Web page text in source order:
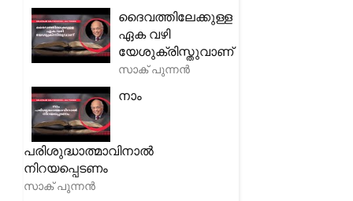
ദൈവത്തിലേക്കുള്ള
ഏക വഴി
യേശുക്രിസ്തുവാണ്
സാക് പുന്നൻ
നാം
പരിശുദ്ധാത്മാവിനാൽ
നിറയപ്പെടണം
സാക് പുന്നൻ